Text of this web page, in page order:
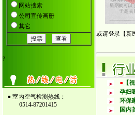
?
● 室内空气检测热线：
0514-87201415
或请登录【新
● 【
孕妇
环保
国内